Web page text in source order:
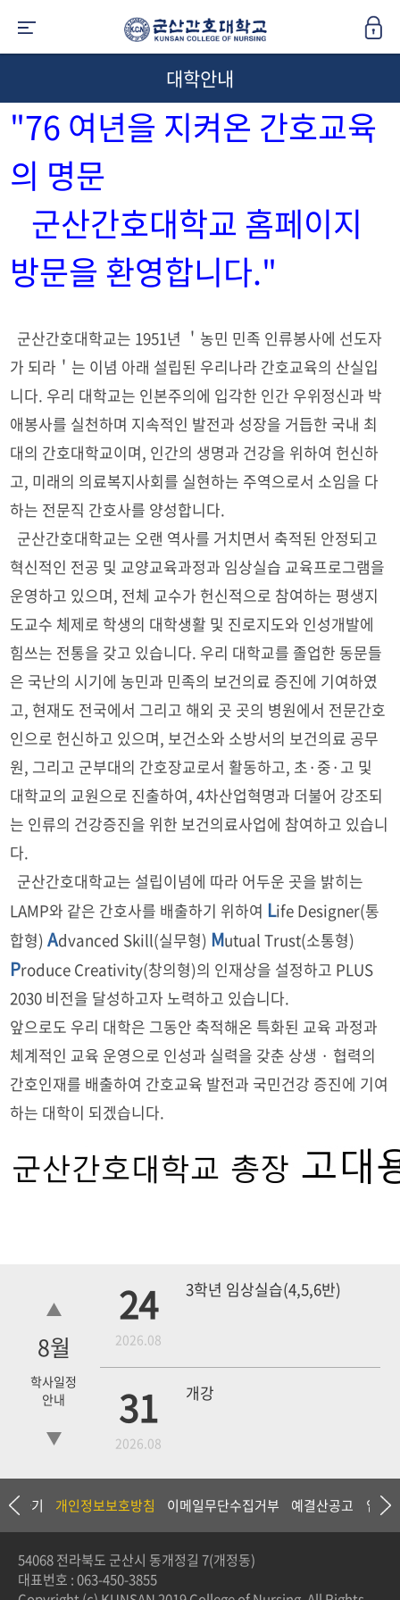
대학안내
"76 여년을 지켜온 간호교육
의 명문
군산간호대학교 홈페이지
방문을 환영합니다."
군산간호대학교는 1951년 ＇농민 민족 인류봉사에 선도자
가 되라＇는 이념 아래 설립된 우리나라 간호교육의 산실입
니다. 우리 대학교는 인본주의에 입각한 인간 우위정신과 박
애봉사를 실천하며 지속적인 발전과 성장을 거듭한 국내 최
대의 간호대학교이며, 인간의 생명과 건강을 위하여 헌신하
고, 미래의 의료복지사회를 실현하는 주역으로서 소임을 다
하는 전문직 간호사를 양성합니다.
군산간호대학교는 오랜 역사를 거치면서 축적된 안정되고
혁신적인 전공 및 교양교육과정과 임상실습 교육프로그램을
운영하고 있으며, 전체 교수가 헌신적으로 참여하는 평생지
도교수 체제로 학생의 대학생활 및 진로지도와 인성개발에
힘쓰는 전통을 갖고 있습니다. 우리 대학교를 졸업한 동문들
은 국난의 시기에 농민과 민족의 보건의료 증진에 기여하였
고, 현재도 전국에서 그리고 해외 곳 곳의 병원에서 전문간호
인으로 헌신하고 있으며, 보건소와 소방서의 보건의료 공무
원, 그리고 군부대의 간호장교로서 활동하고, 초·중·고 및
대학교의 교원으로 진출하여, 4차산업혁명과 더불어 강조되
는 인류의 건강증진을 위한 보건의료사업에 참여하고 있습니
다.
군산간호대학교는 설립이념에 따라 어두운 곳을 밝히는
LAMP와 같은 간호사를 배출하기 위하여 Life Designer(통
합형)Advanced Skill(실무형) Mutual Trust(소통형)
Produce Creativity(창의형)의 인재상을 설정하고 PLUS
2030 비전을 달성하고자 노력하고 있습니다.
앞으로도 우리 대학은 그동안 축적해온 특화된 교육 과정과
체계적인 교육 운영으로 인성과 실력을 갖춘 상생 · 협력의
간호인재를 배출하여 간호교육 발전과 국민건강 증진에 기여
하는 대학이 되겠습니다.
8월
학사일정
안내
24
2026.08
3학년 임상실습(4,5,6반)
31
2026.08
개강
18 4학년 1차 모의고사
담하기 개인정보보호방침 이메일무단수집거부 예결산공고 입찰
54068 전라북도 군산시 동개정길 7(개정동)
대표번호 :063-450-3855